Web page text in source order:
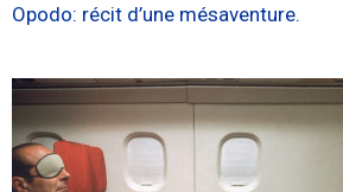
Opodo: récit d’une mésaventure.